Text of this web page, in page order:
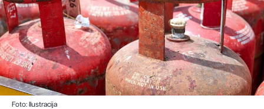
Foto: Ilustracija